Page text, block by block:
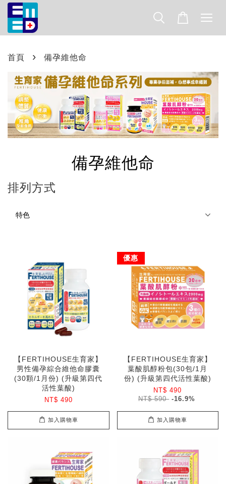
首頁 › 備孕維他命
備孕維他命
排列方式
【FERTIHOUSE生育家】
男性備孕綜合維他命膠囊
(30顆/1月份) (升級第四代
活性葉酸)
NT$ 490
加入購物車
優惠
【FERTIHOUSE生育家】
葉酸肌醇粉包(30包/1月
份) (升級第四代活性葉酸)
NT$ 490
NT$ 590 -16.9%
加入購物車